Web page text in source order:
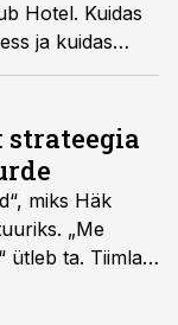
Hotel. Kuidas
ja kuidas
ehk
ja Kristel
miks Häk
„Me
ütleb ta. Tiimla